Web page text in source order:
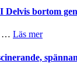
Det
grönaste
–
humoristisk
Delvis bortom
… Läs merom
Sweden
Jazz